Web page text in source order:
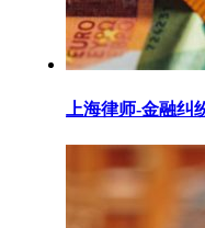
上海律师-金融纠